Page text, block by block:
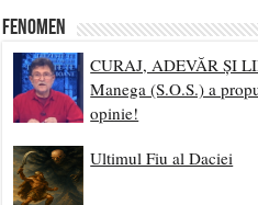
Fenomen
CURAJ, ADEVĂR ȘI
Manega (S.O.S.) a
opinie!
Ultimul Fiu al Daciei